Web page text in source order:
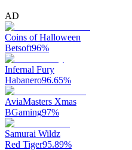
AD
Coins of Halloween
Betsoft96%
Infernal Fury
Habanero96.65%
AviaMasters Xmas
BGaming97%
Samurai Wildz
Red Tiger95.89%